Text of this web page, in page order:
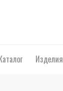
Изделия